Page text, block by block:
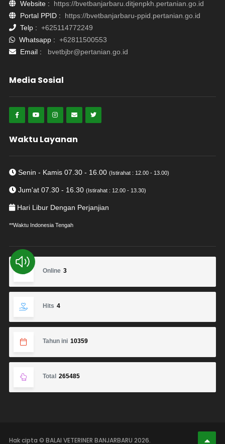
Website : https://bvetbanjarbaru.ditjenpkh.pertanian.go.id
Portal PPID : https://bvetbanjarbaru-ppid.pertanian.go.id
Telp : +625114772249
Whatsapp : +62811500553
Email :
bvetbjbr@pertanian.go.id
Media Sosial
Waktu Layanan
Senin - Kamis 07.30 - 16.00 (Istirahat : 12.00 - 13.00)
Jum'at 07.30 - 16.30 (Istirahat : 12.00 - 13.30)
Hari Libur Dengan Perjanjian
**Waktu Indonesia Tengah
Online 3
Hits 4
Tahun ini 10359
Total 265485
Hak cipta © BALAI VETERINER BANJARBARU 2026.